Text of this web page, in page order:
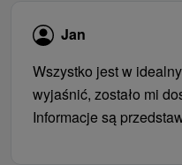
Jan
Wszystko jest w
wyjaśnić, zostało mi
Informacje są